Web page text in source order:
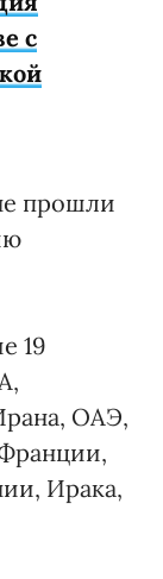
с
прошли
19
ОАЭ,
Ирака,